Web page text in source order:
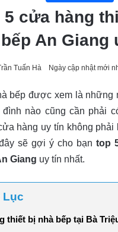
5 cửa hàng
bếp An Giang
Tuấn Hà Ngày cập nhật mới
bếp được xem là những
đình nào cũng cần phải
hàng uy tín không phải
sẽ gợi ý cho bạn top
Giang uy tín nhất.
Lục
thiết bị nhà bếp tại Bà